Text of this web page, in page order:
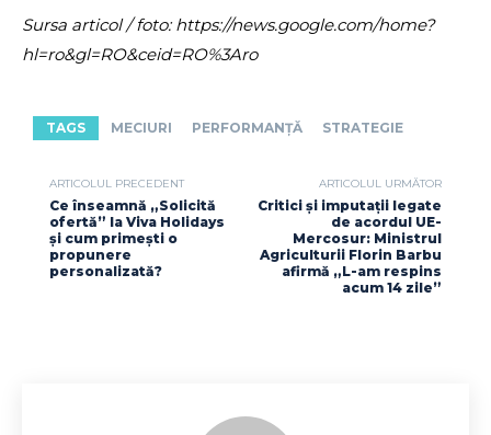
Sursa articol / foto: https://news.google.com/home?
hl=ro&gl=RO&ceid=RO%3Aro
TAGS MECIURI PERFORMANȚĂ STRATEGIE
ARTICOLUL PRECEDENT
Ce înseamnă „Solicită
ofertă” la Viva Holidays
și cum primești o
propunere
personalizată?
ARTICOLUL URMĂTOR
Critici și imputații legate
de acordul UE-
Mercosur: Ministrul
Agriculturii Florin Barbu
afirmă „L-am respins
acum 14 zile”